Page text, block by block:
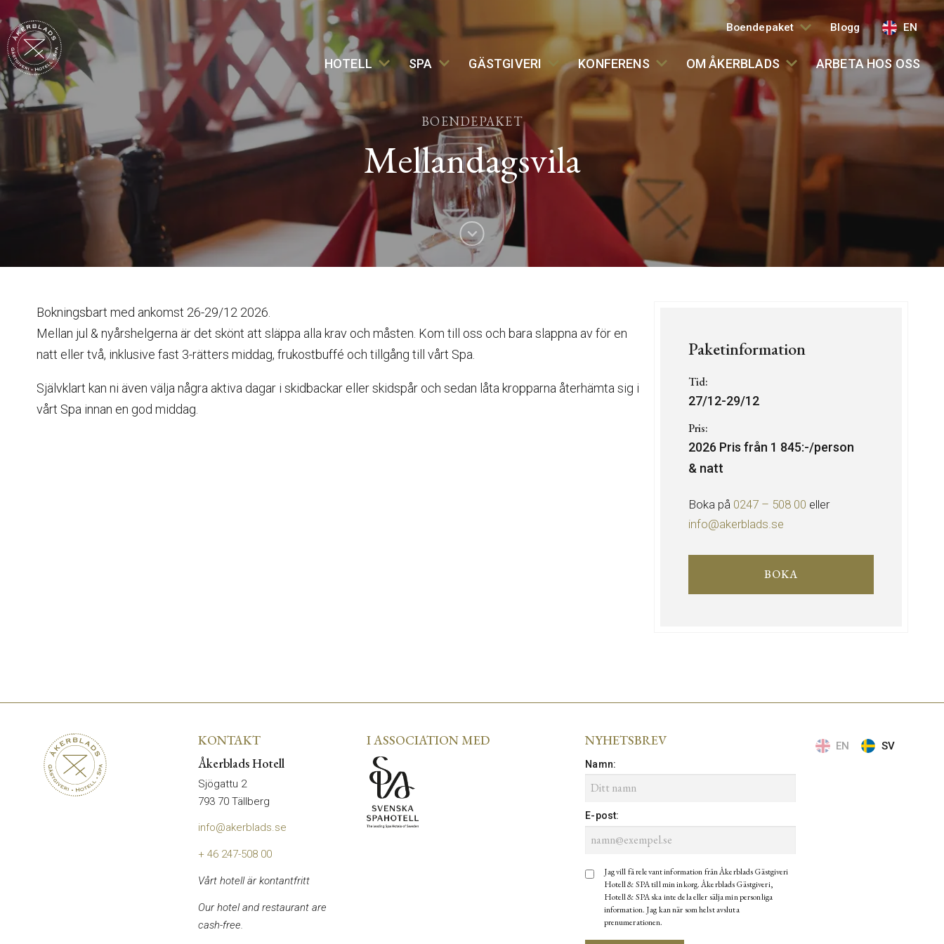
Boendepaket Blogg EN
HOTELL SPA GÄSTGIVERI KONFERENS OM ÅKERBLADS ARBETA HOS OSS
BOENDEPAKET
Mellandagsvila
Bokningsbart med ankomst 26-29/12 2026.
Mellan jul & nyårshelgerna är det skönt att släppa alla krav och måsten. Kom till oss och bara slappna av för en
natt eller två, inklusive fast 3-rätters middag, frukostbuffé och tillgång till vårt Spa.
Självklart kan ni även välja några aktiva dagar i skidbackar eller skidspår och sedan låta kropparna återhämta sig i
vårt Spa innan en god middag.
Paketinformation
Tid:
27/12-29/12
Pris:
2026 Pris från 1 845:-/person
& natt
Boka på 0247 – 508 00 eller
info@akerblads.se
BOKA
KONTAKT
Åkerblads Hotell
Sjögattu 2
793 70 Tällberg
info@akerblads.se
+ 46 247-508 00
Vårt hotell är kontantfritt
Our hotel and restaurant are
cash-free.
I ASSOCIATION MED NYHETSBREV
Namn:
E-post:
Jag vill få relevant information från Åkerblads Gästgiveri
Hotell & SPA till min inkorg. Åkerblads Gästgiveri,
Hotell & SPA ska inte dela eller sälja min personliga
information. Jag kan när som helst avsluta
prenumerationen.
EN SV